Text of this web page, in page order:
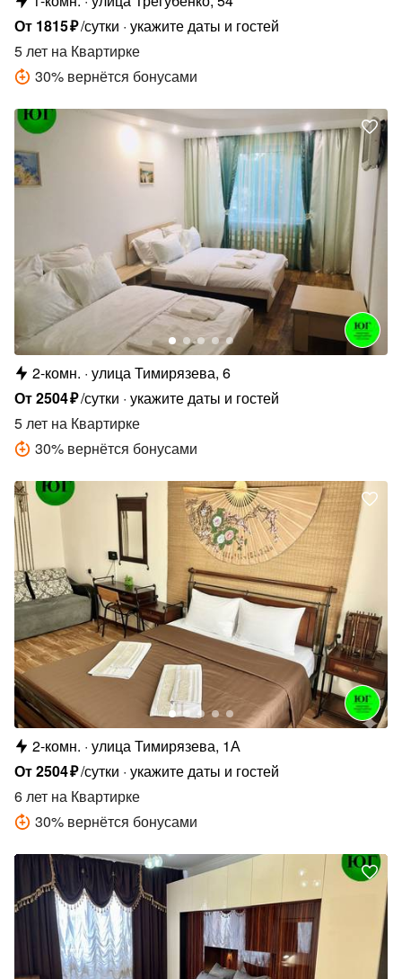
От 1815₽/сутки укажите даты и гостей
5 лет на Квартирке
30% вернётся бонусами
2-комн. улица Тимирязева, 6
От2504₽/сутки укажите даты и гостей
5 лет на Квартирке
30% вернётся бонусами
2-комн. улица Тимирязева, 1А
От2504₽/сутки укажите даты и гостей
6 лет на Квартирке
30% вернётся бонусами